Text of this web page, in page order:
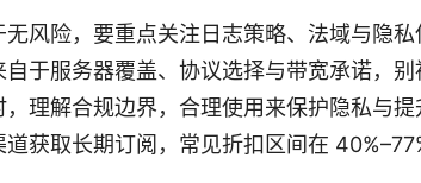
风险，要重点关注日志策略、法域与隐私
于服务器覆盖、协议选择与带宽承诺，别
理解合规边界，合理使用来保护隐私与提
获取长期订阅，常见折扣区间在